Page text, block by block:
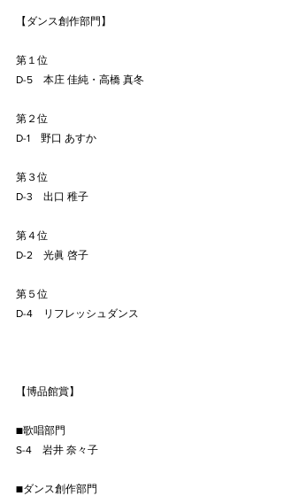
【ダンス創作部門】
第１位
D-5　本庄 佳純・高橋 真冬
第２位
D-1　野口 あすか
第３位
D-3　出口 稚子
第４位
D-2　光眞 啓子
第５位
D-4　リフレッシュダンス
【博品館賞】
■歌唱部門
S-4　岩井 奈々子
■ダンス創作部門